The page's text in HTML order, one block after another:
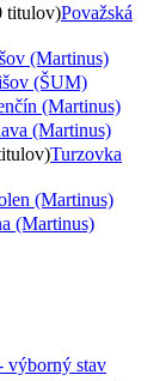
titulov)Považská
(Martinus)
(ŠUM)
(Martinus)
(Martinus)
Turzovka
(Martinus)
(Martinus)
výborný stav